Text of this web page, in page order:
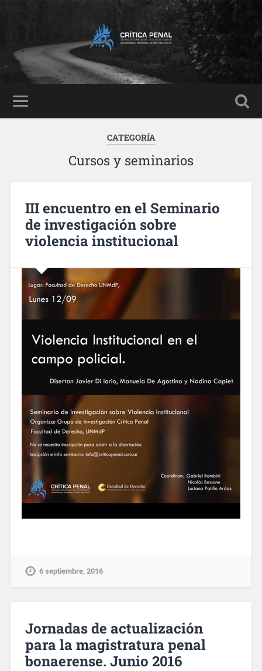
CATEGORÍA
Cursos y seminarios
III encuentro en el Seminario
de investigación sobre
violencia institucional
6 septiembre, 2016
Jornadas de actualización
para la magistratura penal
bonaerense. Junio 2016